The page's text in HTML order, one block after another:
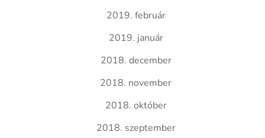
2019. február
2019. január
2018. december
2018. november
2018. október
2018. szeptember